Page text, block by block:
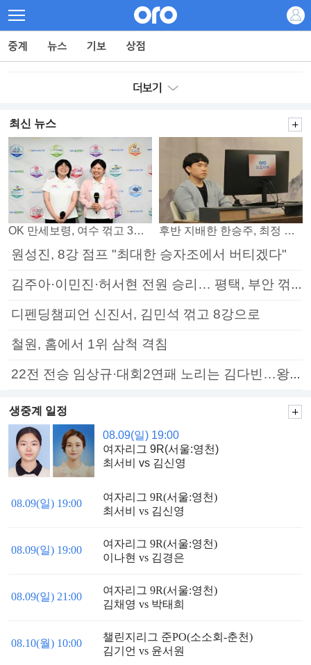
최신 뉴스
OK 만세보령, 여수 꺾고 3연패 탈출 후반 지배한 한승주, 최정 꺾고 8강 진출
원성진, 8강 점프 "최대한 승자조에서 버티겠다"
김주아·이민진·허서현 전원 승리… 평택, 부안 꺾고 5연승
디펜딩챔피언 신진서, 김민석 꺾고 8강으로
철원, 홈에서 1위 삼척 격침
22전 전승 임상규·대회2연패 노리는 김다빈…왕중왕전 16강 7일부터
생중계 일정
08.09(일) 19:00
여자리그 9R(서울:영천)
최서비 vs 김신영
08.09(일) 19:00
여자리그 9R(서울:영천)
최서비 vs 김신영
08.09(일) 19:00
여자리그 9R(서울:영천)
이나현 vs 김경은
08.09(일) 21:00
여자리그 9R(서울:영천)
김채영 vs 박태희
08.10(월) 10:00
챌린지리그 준PO(소소회-춘천)
김기언 vs 윤서원